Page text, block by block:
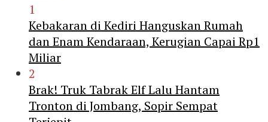
1
Kebakaran di Kediri Hanguskan Rumah
dan Enam Kendaraan, Kerugian Capai Rp1
Miliar
2
Brak! Truk Tabrak Elf Lalu Hantam
Tronton di Jombang, Sopir Sempat